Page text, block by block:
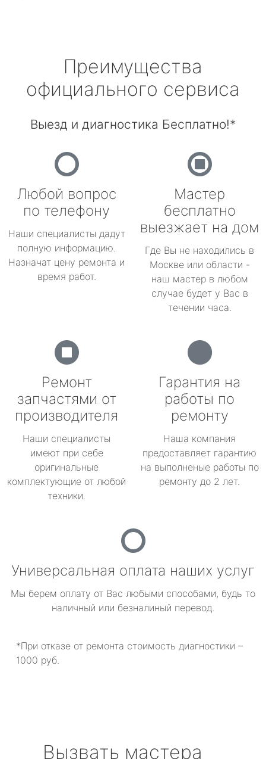
Преимущества
официального сервиса
Выезд и диагностика Бесплатно!*
Любой вопрос
по телефону
Наши специалисты дадут
полную информацию.
Назначат цену ремонта и
время работ.
Мастер
бесплатно
выезжает на дом
Где Вы не находились в
Москве или области -
наш мастер в любом
случае будет у Вас в
течении часа.
Ремонт
запчастями от
производителя
Наши специалисты
имеют при себе
оригинальные
комплектующие от любой
техники.
Гарантия на
работы по
ремонту
Наша компания
предоставляет гарантию
на выполненые работы по
ремонту до 2 лет.
Универсальная оплата наших услуг
Мы берем оплату от Вас любыми способами, будь то
наличный или безналиный перевод.
*При отказе от ремонта стоимость диагностики –
1000 руб.
Вызвать мастера